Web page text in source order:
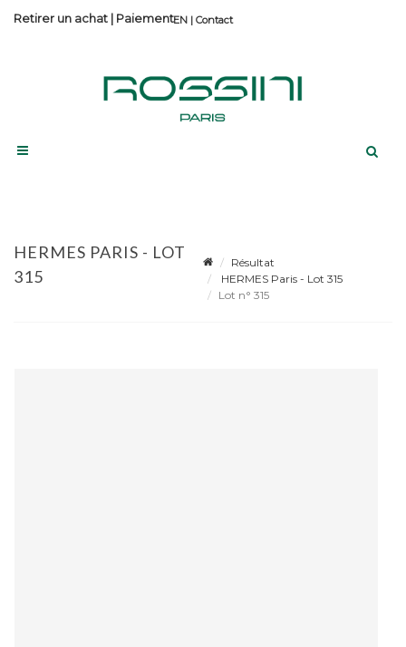
Contact
Retirer un achat | Paiement
HERMES PARIS - LOT
315
Résultat
HERMES Paris - Lot 315
Lot n° 315